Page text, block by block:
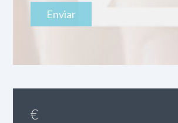
€